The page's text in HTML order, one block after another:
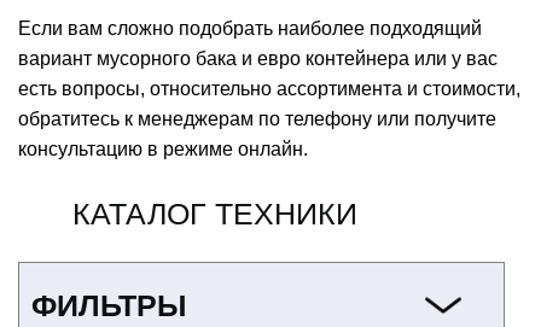
Если вам сложно подобрать наиболее подходящий
вариант мусорного бака и евро контейнера или у вас
есть вопросы, относительно ассортимента и стоимости,
обратитесь к менеджерам по телефону или получите
консультацию в режиме онлайн.
КАТАЛОГ ТЕХНИКИ
ФИЛЬТРЫ